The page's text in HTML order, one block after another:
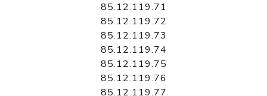
85.12.119.71
85.12.119.72
85.12.119.73
85.12.119.74
85.12.119.75
85.12.119.76
85.12.119.77